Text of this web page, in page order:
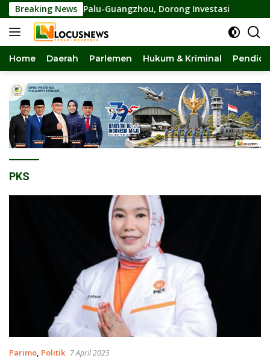
Langsung
ke
konten
Breaking News
Perdana Palu-Guangzhou, Dorong Investasi Pansus
Home Daerah Parlemen Hukum & Kriminal
PKS
Parimo, Politik 7 April 2025